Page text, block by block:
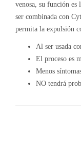
venosa, su función es
ser combinada con
permita la expulsión
Al ser usada
El proceso es
Menos
NO tendrá